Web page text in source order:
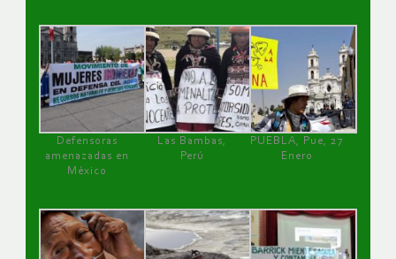
Defensoras
amenazadas en
México
Las Bambas,
Perú
PUEBLA, Pue, 27
Enero